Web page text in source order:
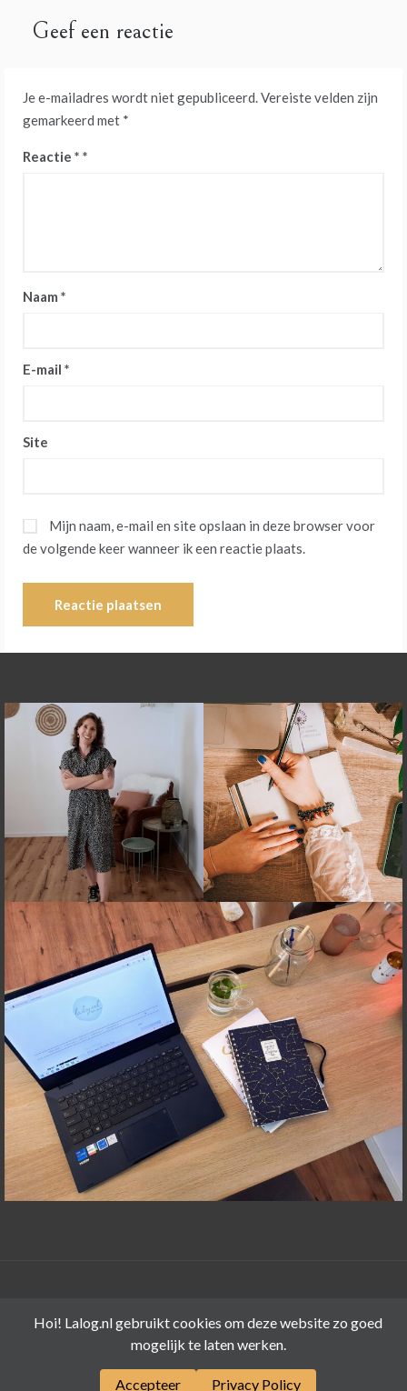
Geef een reactie
Je e-mailadres wordt niet gepubliceerd.Vereiste velden zijn
gemarkeerd met *
Reactie *
Naam *
E-mail *
Site
Mijn naam, e-mail en site opslaan in deze browser voor
de volgende keer wanneer ik een reactie plaats.
Hoi! Lalog.nl gebruikt cookies om deze website zo goed
mogelijk te laten werken.
Accepteer Privacy Policy